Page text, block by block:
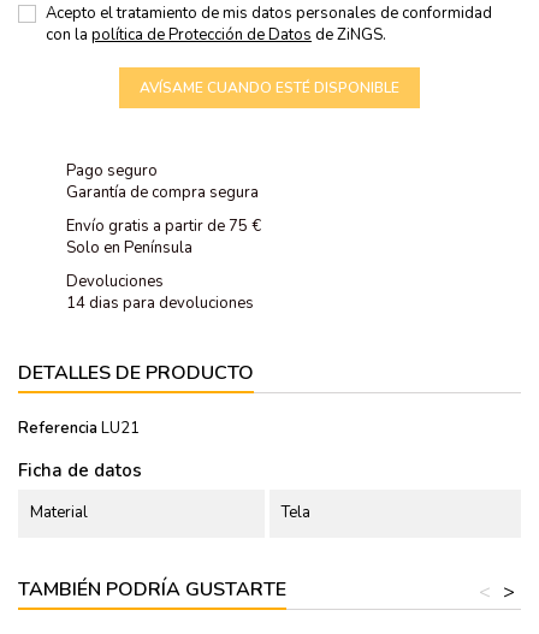
Acepto el tratamiento de mis datos personales de conformidad
con la política de Protección de Datos de ZiNGS.
AVÍSAME CUANDO ESTÉ DISPONIBLE
Pago seguro
Garantía de compra segura
Envío gratis a partir de 75 €
Solo en Península
Devoluciones
14 dias para devoluciones
DETALLES DE PRODUCTO
Referencia LU21
Ficha de datos
Material Tela
TAMBIÉN PODRÍA GUSTARTE >
<